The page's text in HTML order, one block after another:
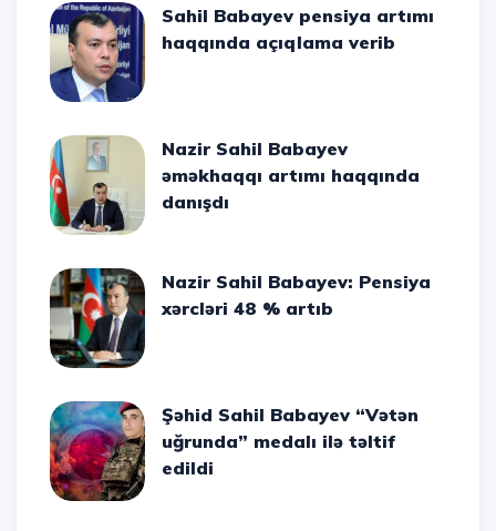
Sahil Babayev pensiya artımı
haqqında açıqlama verib
Nazir Sahil Babayev
əməkhaqqı artımı haqqında
danışdı
Nazir Sahil Babayev: Pensiya
xərcləri 48 % artıb
Şəhid Sahil Babayev “Vətən
uğrunda” medalı ilə təltif
edildi